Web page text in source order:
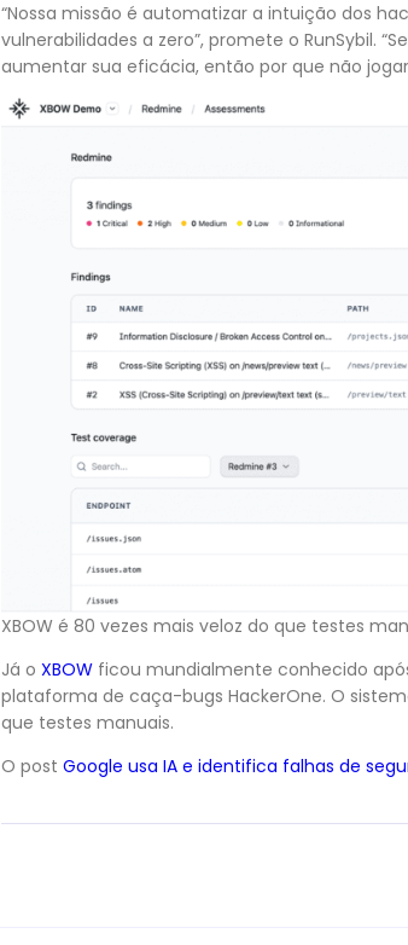
“Nossa missão é automatizar a intuição dos
vulnerabilidades a zero”, promete o RunSybil.
aumentar sua eficácia, então por que não
XBOW é 80 vezes mais veloz do que testes
Já o XBOW ficou mundialmente conhecido
plataforma de caça-bugs HackerOne. O
que testes manuais.
O post Google usa IA e identifica falhas de